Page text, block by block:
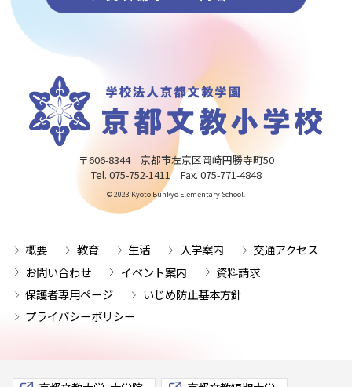
〒606-8344 京都市左京区岡崎円勝寺町50
Tel. 075-752-1411 Fax. 075-771-4848
© 2023 Kyoto Bunkyo Elementary School.
概要 教育 生活 入学案内
交通アクセス
お問い合わせ
イベント案内
資料請求
保護者専用ページ
いじめ防止基本方針
プライバシーポリシー